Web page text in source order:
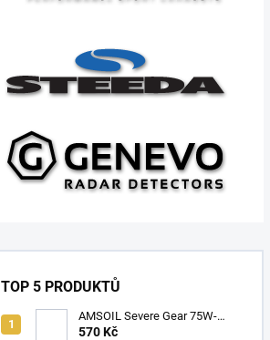
TOP 5 PRODUKTŮ
AMSOIL Severe Gear 75W-
140
570 Kč